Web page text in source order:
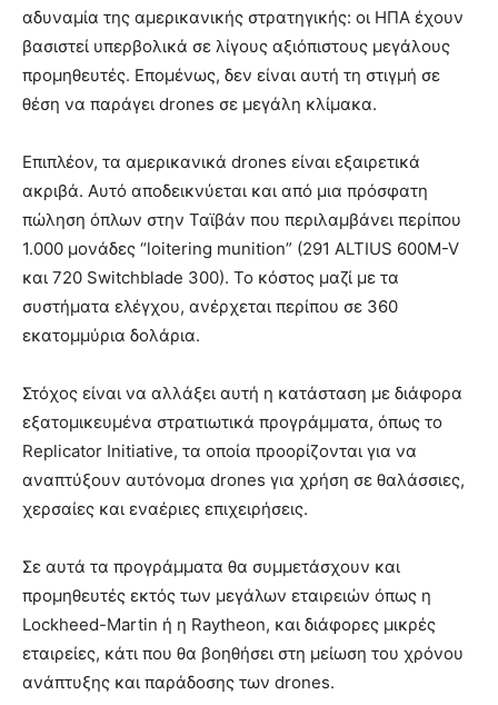
αδυναμία της αμερικανικής στρατηγικής: οι ΗΠΑ έχουν
βασιστεί υπερβολικά σε λίγους αξιόπιστους μεγάλους
προμηθευτές. Επομένως, δεν είναι αυτή τη στιγμή σε
θέση να παράγει drones σε μεγάλη κλίμακα.
Επιπλέον, τα αμερικανικά drones είναι εξαιρετικά
ακριβά. Αυτό αποδεικνύεται και από μια πρόσφατη
πώληση όπλων στην Ταϊβάν που περιλαμβάνει περίπου
1.000 μονάδες “loitering munition” (291 ALTIUS 600M-V
και 720 Switchblade 300). Το κόστος μαζί με τα
συστήματα ελέγχου, ανέρχεται περίπου σε 360
εκατομμύρια δολάρια.
Στόχος είναι να αλλάξει αυτή η κατάσταση με διάφορα
εξατομικευμένα στρατιωτικά προγράμματα, όπως το
Replicator Initiative, τα οποία προορίζονται για να
αναπτύξουν αυτόνομα drones για χρήση σε θαλάσσιες,
χερσαίες και εναέριες επιχειρήσεις.
Σε αυτά τα προγράμματα θα συμμετάσχουν και
προμηθευτές εκτός των μεγάλων εταιρειών όπως η
Lockheed-Martin ή η Raytheon, και διάφορες μικρές
εταιρείες, κάτι που θα βοηθήσει στη μείωση του χρόνου
ανάπτυξης και παράδοσης των drones.